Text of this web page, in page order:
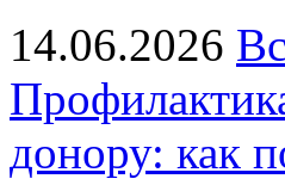
14.06.2026
донору: как